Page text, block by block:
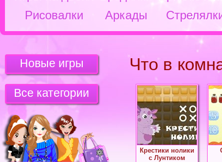
Рисовалки
Аркады
Что в
Крестики нолики
с Лунтиком
Новые игры
Все категории